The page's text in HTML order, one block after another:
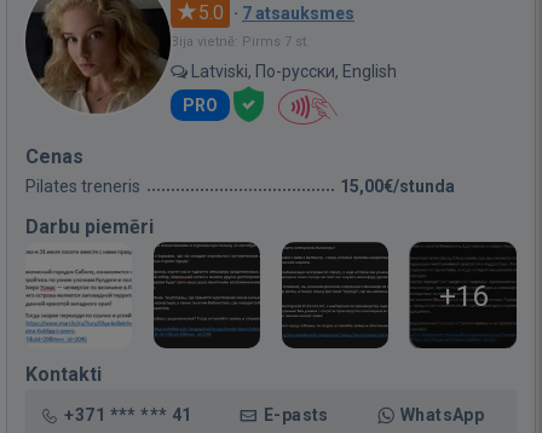
5.0 · 7 atsauksmes
Bija vietnē: Pirms 7 st.
Latviski, По-русски, English
PRO
Cenas
Pilates treneris 15,00€/stunda
Darbu piemēri
+16
Kontakti
+371 *** *** 41 E-pasts WhatsApp